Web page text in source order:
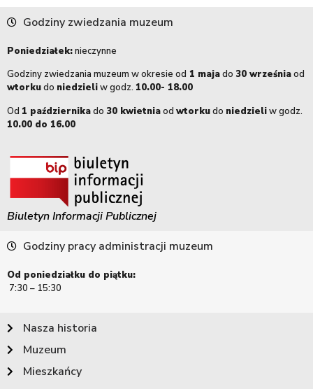
Godziny zwiedzania muzeum
Poniedziałek:nieczynne
Godziny zwiedzania muzeum w okresie od 1 majado 30 wrześniaod
wtorkudo niedzieliw godz. 10.00- 18.00
Od 1 październikado 30 kwietniaod wtorkudo niedzieliw godz.
10.00 do 16.00
Biuletyn Informacji Publicznej
Godziny pracy administracji muzeum
Od poniedziałku do piątku:
7:30 – 15:30
Nasza historia
Muzeum
Mieszkańcy